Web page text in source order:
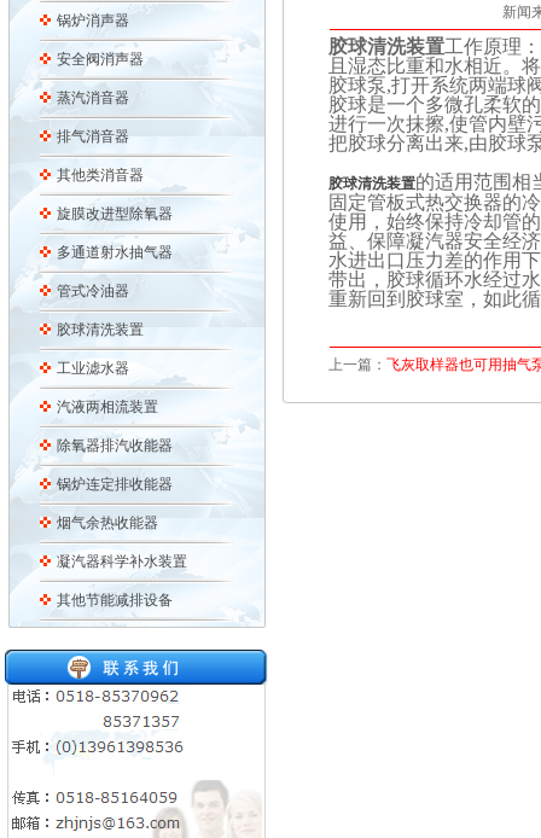
锅炉消声器
安全阀消声器
蒸汽消音器
排气消音器
其他类消音器
旋膜改进型除氧器
多通道射水抽气器
管式冷油器
胶球清洗装置
工业滤水器
汽液两相流装置
除氧器排汽收能器
锅炉连定排收能器
烟气余热收能器
凝汽器科学补水装置
其他节能减排设备
新闻
胶球清洗装置工作原理
且湿态比重和水相近。
胶球泵,打开系统两端球
胶球是一个多微孔柔软
进行一次抹擦,使管内壁
把胶球分离出来,由胶球
胶球清洗装置的适用范围相
固定管板式热交换器的
使用，始终保持冷却管
益、保障凝汽器安全经
水进出口压力差的作用
带出，胶球循环水经过
重新回到胶球室，如此
上一篇：飞灰取样器也可用抽气